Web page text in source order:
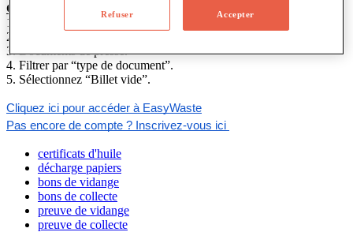
Comment
consulter mes vidange
1
2
3. Documents de presse.
4. Filtrer par “type de document”.
5. Sélectionnez “Billet vide”.
Cliquez ici pour accéder à EasyWaste
Pas encore de compte ? Inscrivez-vous ici
certificats d'huile
décharge papiers
bons de vidange
bons de collecte
preuve de vidange
preuve de collecte
Refuser Accepter